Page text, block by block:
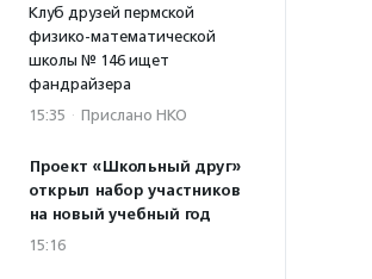
Клуб друзей пермской
физико-математической
школы № 146 ищет
фандрайзера
15:35 · Прислано НКО
Проект «Школьный друг»
открыл набор участников
на новый учебный год
15:16